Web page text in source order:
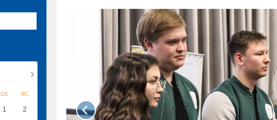
СБ ВС
1
2